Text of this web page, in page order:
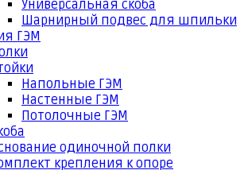
Универсальная скоба
Шарнирный подвес для шпильки
ГЭМ
Напольные ГЭМ
Настенные ГЭМ
Потолочные ГЭМ
одиночной полки
крепления к опоре